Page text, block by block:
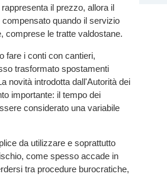
il prezzo, allora il
quando il servizio
comprese le tratte valdostane.
fare i conti con cantieri,
trasformato spostamenti
novità introdotta dall'Autorità dei
importante: il tempo dei
considerato una variabile
da utilizzare e soprattutto
come spesso accade in
tra procedure burocratiche,